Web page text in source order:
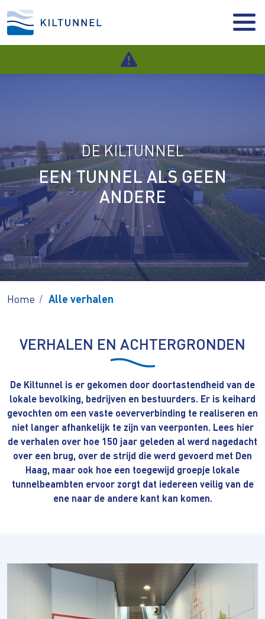
DE KILTUNNEL
EEN TUNNEL ALS GEEN
ANDERE
Home Alle verhalen
VERHALEN EN ACHTERGRONDEN
De Kiltunnel is er gekomen door doortastendheid van de
lokale bevolking, bedrijven en bestuurders. Er is keihard
gevochten om een vaste oeververbinding te realiseren en
niet langer afhankelijk te zijn van veerponten. Lees hier
de verhalen over hoe 150 jaar geleden al werd nagedacht
over een brug, over de strijd die werd gevoerd met Den
Haag, maar ook hoe een toegewijd groepje lokale
tunnelbeambten ervoor zorgt dat iedereen veilig van de
ene naar de andere kant kan komen.